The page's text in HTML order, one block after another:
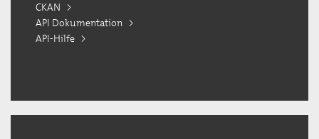
CKAN
API Dokumentation
API-Hilfe